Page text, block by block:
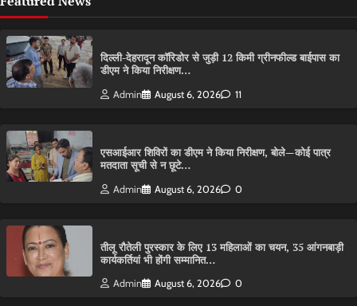
दिल्ली-देहरादून कॉरिडोर से जुड़ी 12 किमी ग्रीनफील्ड बाईपास का
डीएम ने किया निरीक्षण…
Admin August 6, 2026 11
एसआईआर शिविरों का डीएम ने किया निरीक्षण, बोले—कोई पात्र
मतदाता सूची से न छूटे…
Admin August 6, 2026 0
तीलू रौतेली पुरस्कार के लिए 13 महिलाओं का चयन, 35 आंगनबाड़ी
कार्यकर्तियां भी होंगी सम्मानित…
Admin August 6, 2026 0